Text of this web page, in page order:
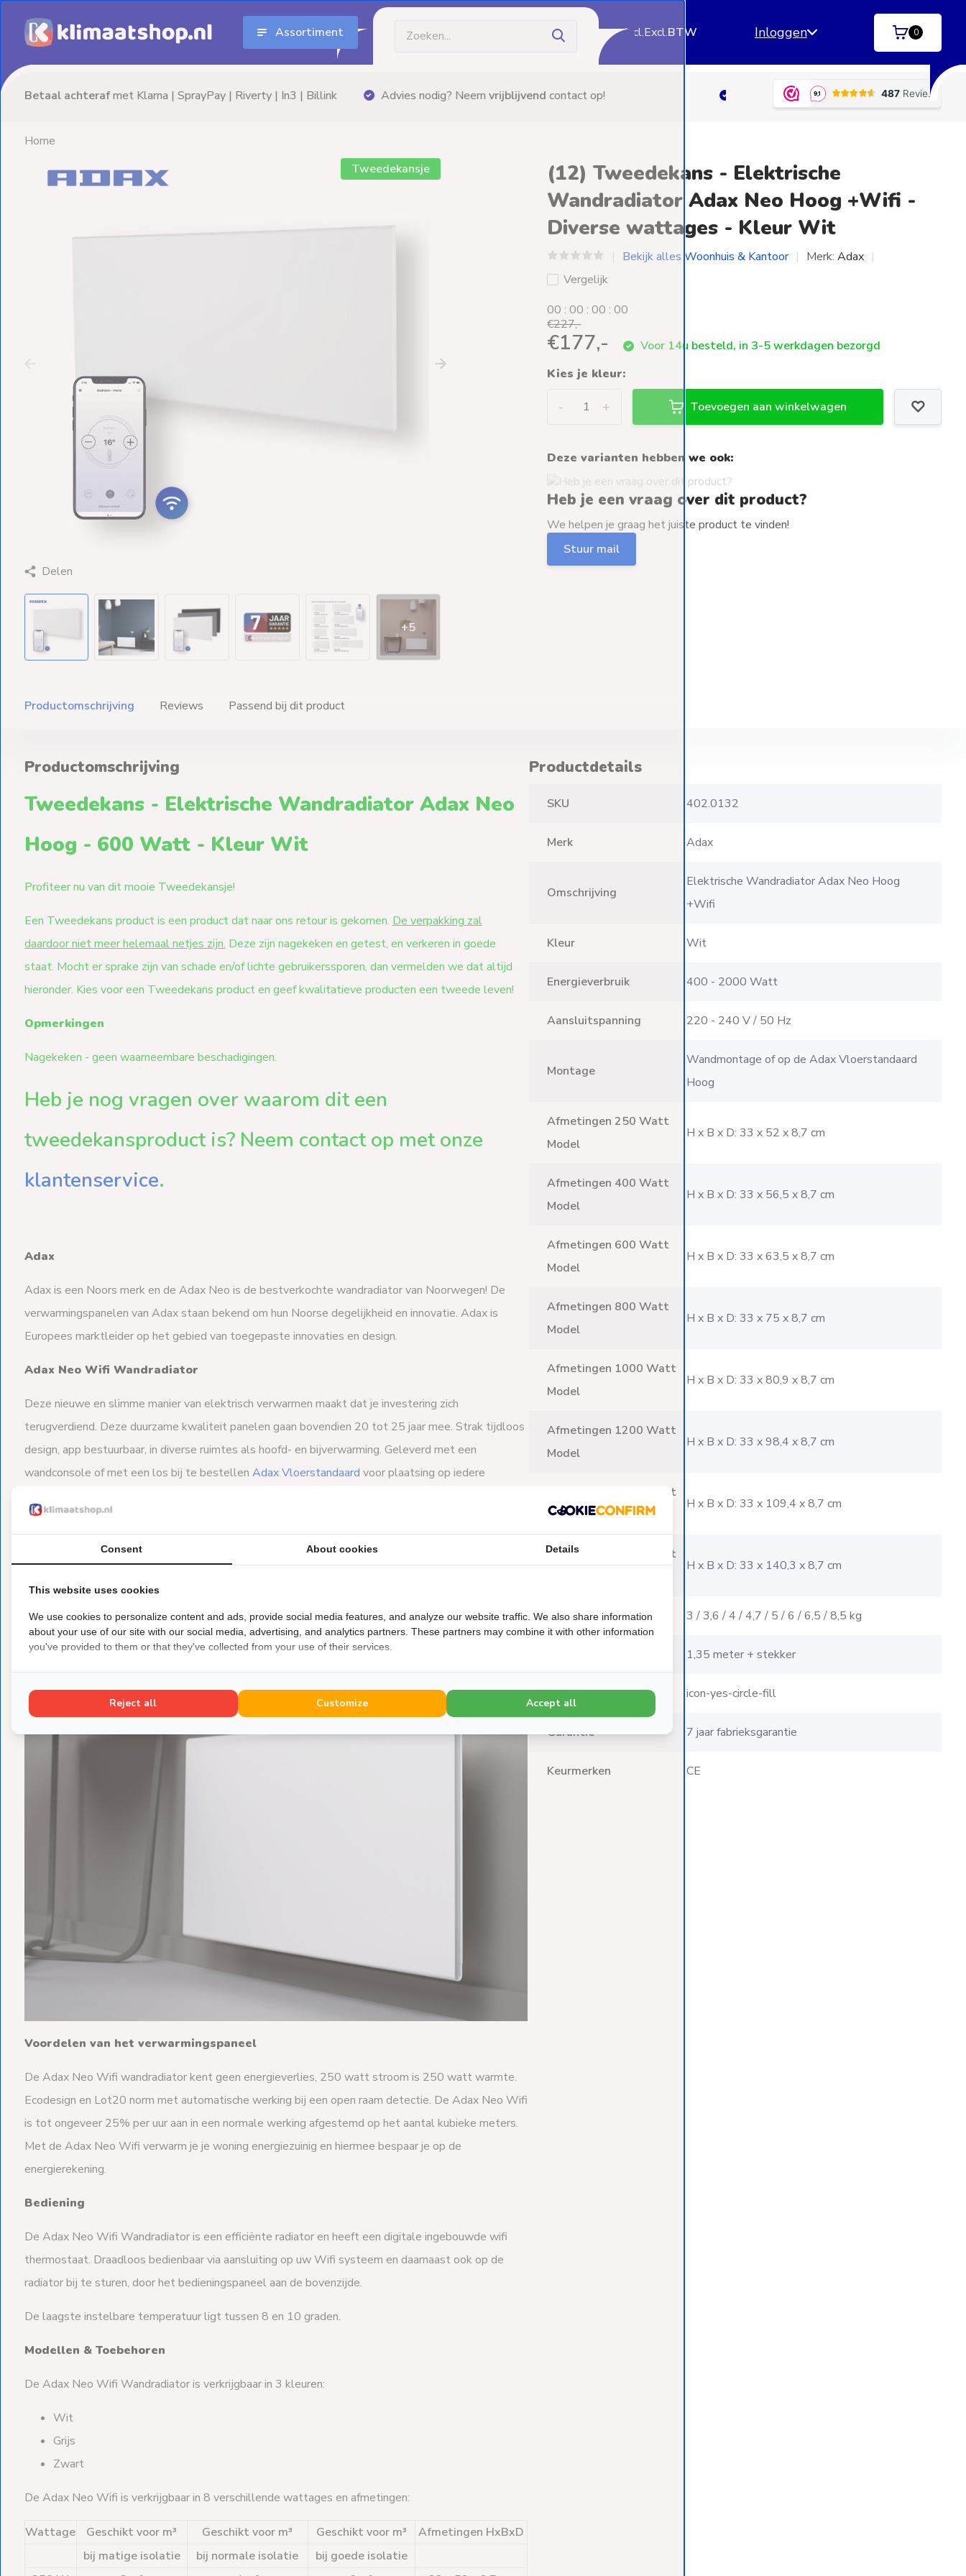
Assortiment Incl.Excl.BTW Inloggen 0
Advies nodig? Neemvrijblijvendcontact op! Gratis bezorgingvanaf €60,- (m.u.v. palletzendingen) Betaal achterafmet Klarna | SprayPay
Aanbiedingen
Weekendleveringen
Klantenservice
Contact
Home
Tweedekansje
Delen
+5
(12) Tweedekans - Elektrische
Wandradiator Adax Neo Hoog +Wifi -
Diverse wattages - Kleur Wit
Bekijk alles Woonhuis & Kantoor Merk:Adax
Vergelijk
00 :00 :00 :00
€227,-
€177,-
Voor 14u besteld, in 3-5 werkdagen bezorgd
Kies je kleur:
+
- Toevoegen aan winkelwagen
Deze varianten hebben we ook:
Heb je een vraag over dit product?
We helpen je graag het juiste product te vinden!
Stuur mail
Productomschrijving Reviews Passend bij dit product
Productomschrijving
Tweedekans - Elektrische Wandradiator Adax Neo
Hoog - 600 Watt - Kleur Wit
Profiteer nu van dit mooie Tweedekansje!
Een Tweedekans product is een product dat naar ons retour is gekomen. De verpakking zal
daardoor niet meer helemaal netjes zijn. Deze zijn nagekeken en getest, en verkeren in goede
staat. Mocht er sprake zijn van schade en/of lichte gebruikerssporen, dan vermelden we dat altijd
hieronder. Kies voor een Tweedekans product en geef kwalitatieve producten een tweede leven!
Opmerkingen
Nagekeken - geen waarneembare beschadigingen.
Heb je nog vragen over waarom dit een
tweedekansproduct is? Neem contact op met onze
klantenservice.
Adax
Adax is een Noors merk en de Adax Neo is de bestverkochte wandradiator van Noorwegen! De
verwarmingspanelen van Adax staan bekend om hun Noorse degelijkheid en innovatie. Adax is
Europees marktleider op het gebied van toegepaste innovaties en design.
Adax Neo Wifi Wandradiator
Deze nieuwe en slimme manier van elektrisch verwarmen maakt dat je investering zich
terugverdiend. Deze duurzame kwaliteit panelen gaan bovendien 20 tot 25 jaar mee. Strak tijdloos
design, app bestuurbaar, in diverse ruimtes als hoofd- en bijverwarming. Geleverd met een
wandconsole of met een los bij te bestellen Adax Vloerstandaard voor plaatsing op iedere
Voordelen van het verwarmingspaneel
De Adax Neo Wifi wandradiator kent geen energieverlies, 250 watt stroom is 250 watt warmte.
Ecodesign en Lot20 norm met automatische werking bij een open raam detectie. De Adax Neo Wifi
is tot ongeveer 25% per uur aan in een normale werking afgestemd op het aantal kubieke meters.
Met de Adax Neo Wifi verwarm je je woning energiezuinig en hiermee bespaar je op de
energierekening.
Bediening
De Adax Neo Wifi Wandradiator is een efficiënte radiator en heeft een digitale ingebouwde wifi
thermostaat. Draadloos bedienbaar via aansluiting op uw Wifi systeem en daarnaast ook op de
radiator bij te sturen, door het bedieningspaneel aan de bovenzijde.
De laagste instelbare temperatuur ligt tussen 8 en 10 graden.
Modellen & Toebehoren
De Adax Neo Wifi Wandradiator is verkrijgbaar in 3 kleuren:
Wit
Grijs
Zwart
De Adax Neo Wifi is verkrijgbaar in 8 verschillende wattages en afmetingen:
Wattage Geschikt voor m³ Geschikt voor m³ Geschikt voor m³
Afmetingen HxBxD
bij matige isolatie
bij normale isolatie
bij goede isolatie
Productdetails
SKU 402.0132
Merk Adax
Omschrijving
Elektrische Wandradiator Adax Neo Hoog
+Wifi
Kleur Wit
Energieverbruik 400 - 2000 Watt
Aansluitspanning 220 - 240 V / 50 Hz
Montage
Wandmontage of op de Adax Vloerstandaard
Hoog
Afmetingen 250 Watt
Model
H x B x D: 33 x 52 x 8,7 cm
Afmetingen 400 Watt
Model
H x B x D: 33 x 56,5 x 8,7 cm
Afmetingen 600 Watt
Model
H x B x D: 33 x 63,5 x 8,7 cm
Afmetingen 800 Watt
Model
H x B x D: 33 x 75 x 8,7 cm
Afmetingen 1000 Watt
Model
H x B x D: 33 x 80,9 x 8,7 cm
Afmetingen 1200 Watt
Model
H x B x D: 33 x 98,4 x 8,7 cm
Afmetingen 1400 Watt
Model
H x B x D: 33 x 109,4 x 8,7 cm
Afmetingen 2000 Watt
H x B x D: 33 x 140,3 x 8,7 cm
Productgewicht (kg) 3 / 3,6 / 4 / 4,7 / 5 / 6 / 6,5 / 8,5 kg
1,35 meter + stekker
Fabrieksgarantie icon-yes-circle-fill
Garantie 7 jaar fabrieksgarantie
Keurmerken CE
Consent About cookies Details
This website uses cookies
We use cookies to personalize content and ads, provide social media features, and analyze our website traffic. We also share information
about your use of our site with our social media, advertising, and analytics partners. These partners may combine it with other information
you've provided to them or that they've collected from your use of their services.
Reject all Customize Accept all